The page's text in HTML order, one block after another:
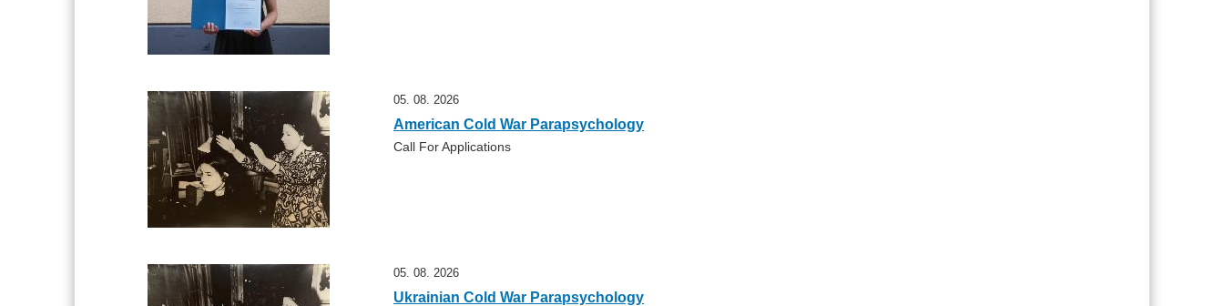
05. 08. 2026
American Cold War Parapsychology
Call For Applications
05. 08. 2026
Ukrainian Cold War Parapsychology